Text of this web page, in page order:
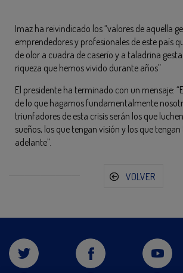
Imaz ha reivindicado los “valores de aquella
emprendedores y profesionales de este país
de olor a cuadra de caserío y a taladrina
riqueza que hemos vivido durante años”
El presidente ha terminado con un mensaje:
de lo que hagamos fundamentalmente
triunfadores de esta crisis serán los que
sueños, los que tengan visión y los que
adelante”.
VOLVER